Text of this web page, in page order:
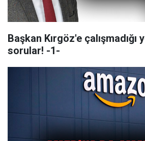
Başkan Kırgöz'e çalışmadığı
sorular! -1-